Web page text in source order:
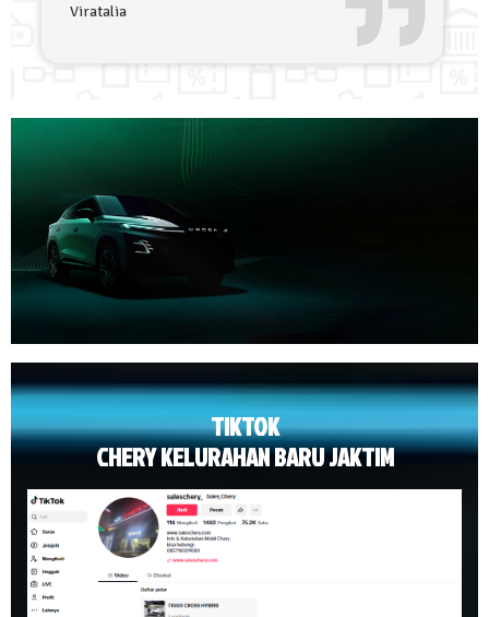
Viratalia
TIKTOK
CHERY KELURAHAN BARU JAKTIM